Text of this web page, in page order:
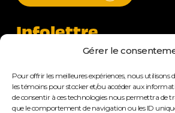
Gérer le
Pour offrir les meilleures expériences, nous utilisons
les témoins pour stocker et/ou accéder aux
de consentir à ces technologies nous permettra de
que le comportement de navigation ou les ID
Infolettre